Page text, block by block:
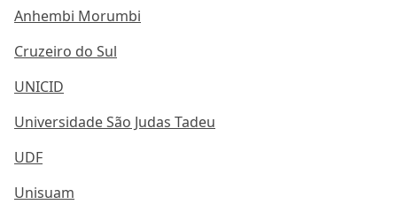
Anhembi Morumbi
Cruzeiro do Sul
UNICID
Universidade São Judas Tadeu
UDF
Unisuam